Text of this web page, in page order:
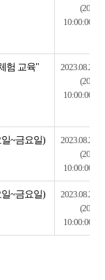
험 교육"
~금요일)
~금요일)